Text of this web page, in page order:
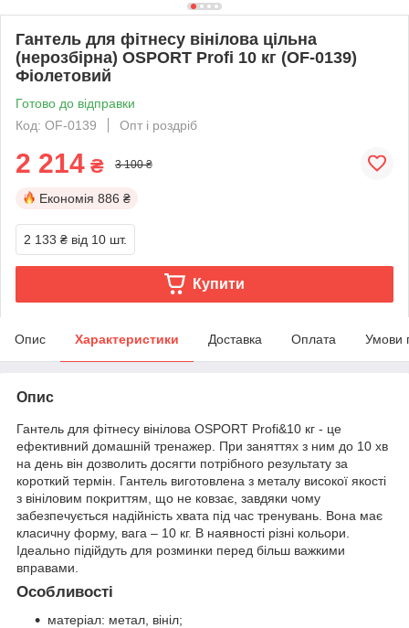
Гантель для фітнесу вінілова цільна
(нерозбірна) OSPORT Profi 10 кг (OF-0139)
Фіолетовий
Готово до відправки
Код: OF-0139
Опт і роздріб
2 214 ₴ 3 100 ₴
Економія 886 ₴
2 133 ₴ від 10 шт.
Купити
Опис Характеристики Доставка Оплата Умови
Опис
Гантель для фітнесу вінілова OSPORT Profi&10 кг - це
ефективний домашній тренажер. При заняттях з ним до 10 хв
на день він дозволить досягти потрібного результату за
короткий термін. Гантель виготовлена ​​з металу високої якості
з вініловим покриттям, що не ковзає, завдяки чому
забезпечується надійність хвата під час тренувань. Вона має
класичну форму, вага – 10 кг. В наявності різні кольори.
Ідеально підійдуть для розминки перед більш важкими
вправами.
Особливості
матеріал: метал, вініл;